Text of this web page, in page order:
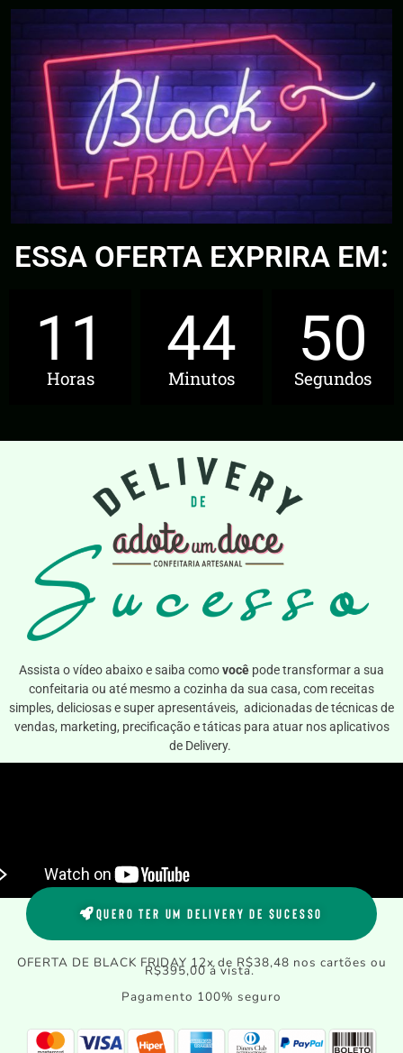
ESSA OFERTA EXPRIRA EM:
11
Horas
44
Minutos
48
Segundos
Assista o vídeo abaixo e saiba comovocê pode transformar a sua
confeitaria ou até mesmo a cozinha da sua casa, com receitas
simples, deliciosas e super apresentáveis, adicionadas de técnicas de
vendas, marketing, precificação e táticas para atuar nos aplicativos
de Delivery.
Quero ter um Delivery de $ucesso
OFERTA DE BLACK FRIDAY 12x de R$38,48 nos cartões ou
R$395,00 á vista.
Pagamento 100% seguro